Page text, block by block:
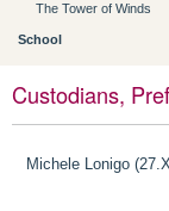
The Tower of Winds
School
Custodians,
Michele Lonigo